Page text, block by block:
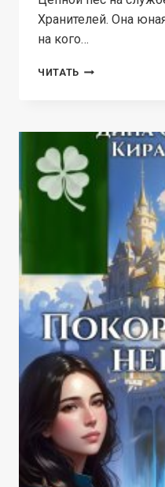
Хранителей. Она
на кого…
ЧИТАТЬ ШАМАНКА